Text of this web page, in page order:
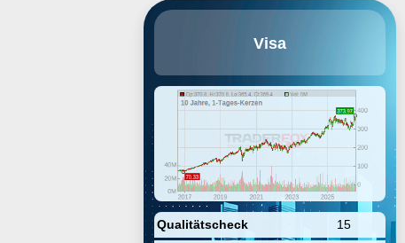
Visa
Qualitätscheck
15
Zahlungsabwickler der Welt. Im
Kauftransaktionen im Wert von
fast 9 Billionen US-Dollar ab. Visa
ist in über 200 Ländern tätig und
wickelt Transaktionen in über 160
Währungen ab. Seine Systeme
sind in der Lage, über 65.000
Transaktionen pro Sekunde zu
verarbeiten.